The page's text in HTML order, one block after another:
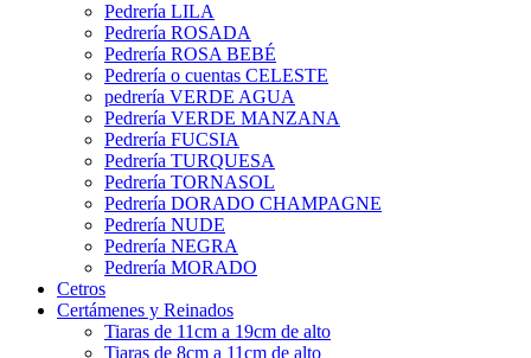
Pedrería LILA
Pedrería ROSADA
Pedrería ROSA BEBÉ
Pedrería o cuentas CELESTE
pedrería VERDE AGUA
Pedrería VERDE MANZANA
Pedrería FUCSIA
Pedrería TURQUESA
Pedrería TORNASOL
Pedrería DORADO CHAMPAGNE
Pedrería NUDE
Pedrería NEGRA
Pedrería MORADO
Cetros
Certámenes y Reinados
Tiaras de 11cm a 19cm de alto
Tiaras de 8cm a 11cm de alto